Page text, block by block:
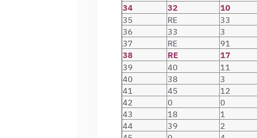
34 32 10
35 RE 33
36
33 3
37
RE 91
38 RE 17
39 40 11
40
38 3
41
45 12
42
0 0
43
18 1
44
39 2